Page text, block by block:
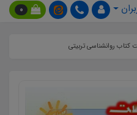
0
کتاب روانشناسی تربیتی